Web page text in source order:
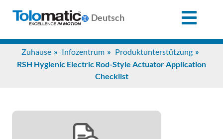
Deutsch
Zuhause Infozentrum
Produktunterstützung
RSH Hygienic Electric Rod-Style Actuator Application
Checklist
Search
for:
Unterstützung